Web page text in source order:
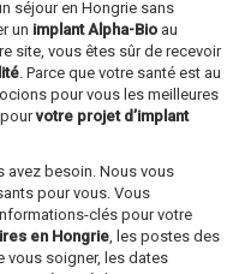
séjour en Hongrie sans
un implant Alpha-Bio au
site, vous êtes sûr de recevoir
. Parce que votre santé est au
pour vous les meilleures
pourvotre projet d’implant
avez besoin. Nous vous
pour vous. Vous
clés pour votre
en Hongrie , les postes des
vous soigner, les dates